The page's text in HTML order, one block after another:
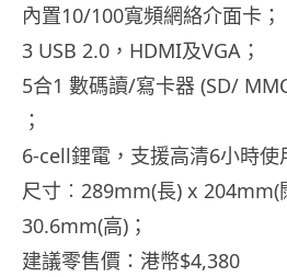
內置10/100寬頻網絡介面卡；
3 USB 2.0，HDMI及VGA；
5合1 數碼讀/寫卡器 (SD/
；
6-cell鋰電，支援高清6小時使
尺寸︰289mm(長) x 204mm(
30.6mm(高)；
建議零售價：港幣$4,380